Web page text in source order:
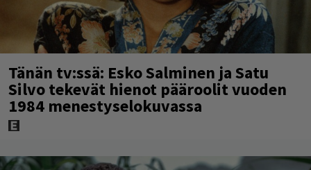
Tänän tv:ssä: Esko Salminen ja Satu
Silvo tekevät hienot pääroolit vuoden
1984 menestyselokuvassa